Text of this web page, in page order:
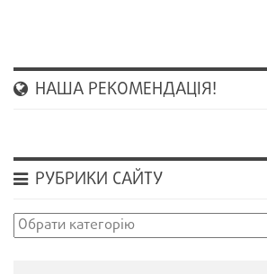
НАША РЕКОМЕНДАЦІЯ!
РУБРИКИ САЙТУ
Рубрики